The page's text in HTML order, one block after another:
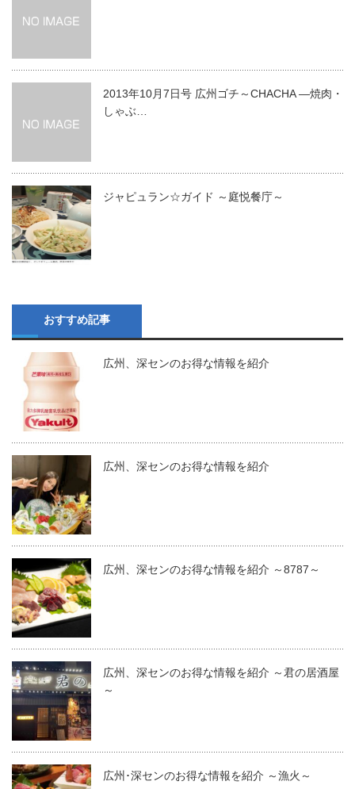
2013年10月7日号 広州ゴチ～CHACHA ―焼肉・
しゃぶ…
ジャピュラン☆ガイド ～庭悦餐庁～
おすすめ記事
広州、深センのお得な情報を紹介
広州、深センのお得な情報を紹介
広州、深センのお得な情報を紹介 ～8787～
広州、深センのお得な情報を紹介 ～君の居酒屋
～
広州･深センのお得な情報を紹介 ～漁火～